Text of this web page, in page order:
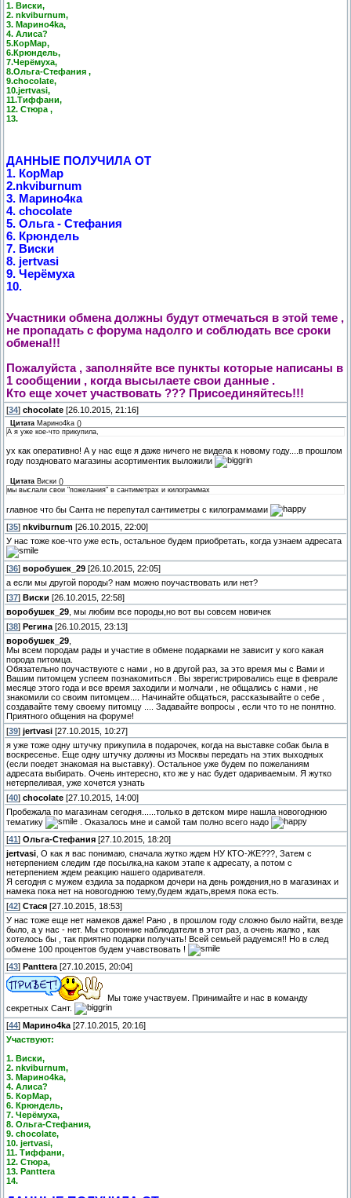
1. Виски,
2. nkviburnum,
3. Марино4kа,
4. Алиса?
5.КорМар,
6.Крюндель,
7.Черёмуха,
8.Ольга-Стефания ,
9.chocolate,
10.jertvasi,
11.Тиффани,
12. Стюра ,
13.
ДАННЫЕ ПОЛУЧИЛА ОТ
1. КорМар
2.nkviburnum
3. Марино4ка
4. chocolate
5. Ольга - Стефания
6. Крюндель
7. Виски
8. jertvasi
9. Черёмуха
10.
Участники обмена должны будут отмечаться в этой теме ,
не пропадать с форума надолго и соблюдать все сроки
обмена!!!
Пожалуйста , заполняйте все пункты которые написаны в
1 сообщении , когда высылаете свои данные .
Кто еще хочет участвовать ??? Присоединяйтесь!!!
[34] chocolate [26.10.2015, 21:16]
Цитата Марино4kа ()
А я уже кое-что прикупила,
ух как оперативно! А у нас еще я даже ничего не видела к новому году....в прошлом
году поздновато магазины асортиментик выложили
Цитата Виски ()
мы выслали свои "пожелания" в сантиметрах и килограммах
главное что бы Санта не перепутал сантиметры с килограммами
[35] nkviburnum [26.10.2015, 22:00]
У нас тоже кое-что уже есть, остальное будем приобретать, когда узнаем адресата
[36] воробушек_29 [26.10.2015, 22:05]
а если мы другой породы? нам можно поучаствовать или нет?
[37] Виски [26.10.2015, 22:58]
воробушек_29 , мы любим все породы,но вот вы совсем новичек
[38] Регина [26.10.2015, 23:13]
воробушек_29
Мы всем породам рады и участие в обмене подарками не зависит у кого какая
порода питомца.
Обязательно поучаствуюте с нами , но в другой раз, за это время мы с Вами и
Вашим питомцем успеем познакомиться . Вы зврегистрировались еще в феврале
месяце этого года и все время заходили и молчали , не общались с нами , не
знакомили со своим питомцем.... Начинайте общаться, рассказывайте о себе ,
создавайте тему своему питомцу .... Задавайте вопросы , если что то не понятно.
Приятного общения на форуме!
[39] jertvasi [27.10.2015, 10:27]
я уже тоже одну штучку прикупила в подарочек, когда на выставке собак была в
воскресенье. Еще одну штучку должны из Москвы передать на этих выходных
(если поедет знакомая на выставку). Остальное уже будем по пожеланиям
адресата выбирать. Очень интересно, кто же у нас будет одариваемым. Я жутко
нетерпеливая, уже хочется узнать
[40] chocolate [27.10.2015, 14:00]
Пробежала по магазинам сегодня......только в детском мире нашла новогоднюю
тематику
. Оказалось мне и самой там полно всего надо
[41 ] Ольга-Стефания [27.10.2015, 18:20]
jertvasi , О как я вас понимаю, сначала жутко ждем НУ КТО-ЖЕ???, Затем с
нетерпением следим где посылка,на каком этапе к адресату, а потом с
нетерпением ждем реакцию нашего одаривателя.
Я сегодня с мужем ездила за подарком дочери на день рождения,но в магазинах и
намека пока нет на новогоднюю тему,будем ждать,время пока есть.
[42] Стася [27.10.2015, 18:53]
У нас тоже еще нет намеков даже! Рано , в прошлом году сложно было найти, везде
было, а у нас - нет. Мы сторонние наблюдатели в этот раз, а очень жалко , как
хотелось бы , так приятно подарки получать! Всей семьей радуемся!! Но в след
обмене 100 процентов будем учавствовать !
[43] Panttera [27.10.2015, 20:04]
Мы тоже участвуем. Принимайте и нас в команду
секретных Сант.
[44] Марино4kа [27.10.2015, 20:16]
Участвуют:
1. Виски,
2. nkviburnum,
3. Марино4kа,
4. Алиса?
5. КорМар,
6. Крюндель,
7. Черёмуха,
8. Ольга-Стефания,
9. chocolate,
10. jertvasi,
11. Тиффани,
12. Стюра,
13. Panttera
14.